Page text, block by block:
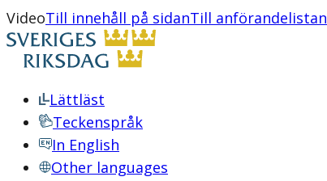
VideoTill innehåll på sidanTill anförandelistan
Lättläst
Teckenspråk
In English
Other languages